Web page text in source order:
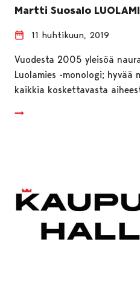
Martti Suosalo
11 huhtikuun, 2019
Vuodesta 2005 yleisöä
Luolamies -monologi; hyvää
kaikkia koskettavasta